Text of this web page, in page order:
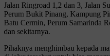
Jalan Ringroad 1,2 dan 3, Jalan
Perum Bukit Pinang, Kampung
Batu Cermin, Perum Samarinda
dan sekitarnya.
Pihaknya menghimbau kepada